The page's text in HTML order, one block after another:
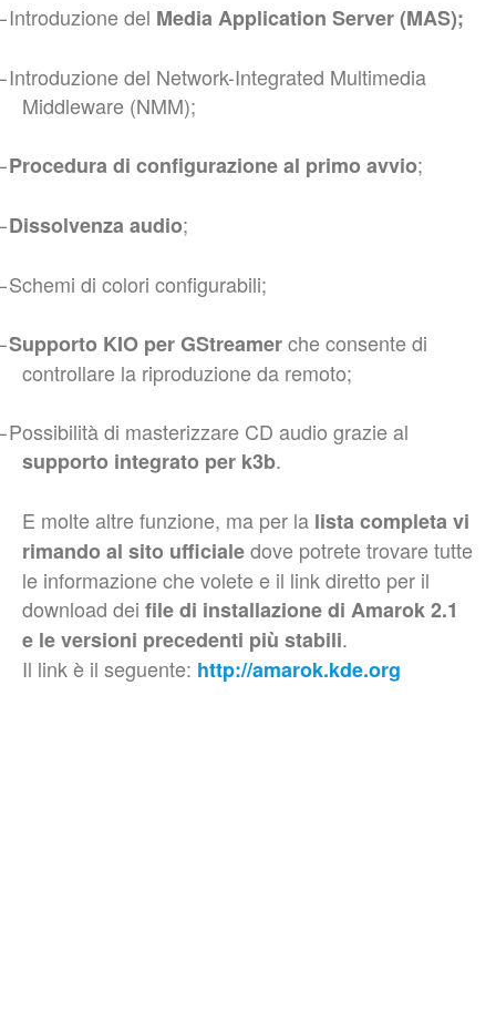
Introduzione del Media Application Server (MAS);
Introduzione del Network-Integrated Multimedia
Middleware (NMM);
Procedura di configurazione al primo avvio;
Dissolvenza audio;
Schemi di colori configurabili;
Supporto KIO per GStreamerche consente di
controllare la riproduzione da remoto;
Possibilità di masterizzare CD audio grazie al
supporto integrato per k3b.
E molte altre funzione, ma per la lista completa vi
rimando al sito ufficialedove potrete trovare tutte
le informazione che volete e il link diretto per il
download dei file di installazione di Amarok 2.1
e le versioni precedenti più stabili.
Il link è il seguente: http://amarok.kde.org